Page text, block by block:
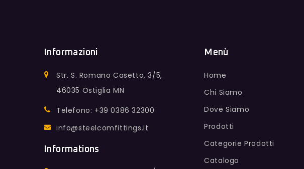
Informazioni
Str. S. Romano Casetto, 3/5,
46035 Ostiglia MN
Telefono: +39 0386 32300
info@steelcomfittings.it
Informations
Menù
Home
Chi Siamo
Dove Siamo
Prodotti
Categorie Prodotti
Catalogo